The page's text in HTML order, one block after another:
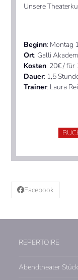
Unsere
Beginn: Montag
Ort: Galli
Kosten: 20€ / für
Dauer: 1,5
Trainer: Laura
Facebook
REPERTOIRE
Abendtheater